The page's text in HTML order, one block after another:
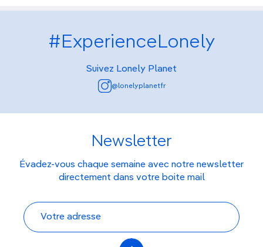
#ExperienceLonely
Suivez Lonely Planet
@lonelyplanetfr
Newsletter
Évadez-vous chaque semaine avec notre newsletter
directement dans votre boite mail